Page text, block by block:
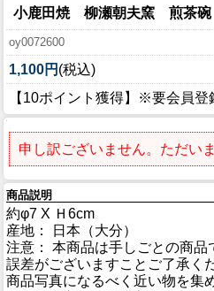
小鹿田焼 柳瀬朝夫窯 煎茶
oy0072600
1,100円 (税込)
【10ポイント獲得】※要会員登
申し訳ございません。ただい
商品説明
約φ7 X Ｈ6cm
産地： 日本（大分）
注意： 本商品は手しごとの商
誤差がございますことご了承く
商品写真になるべく近い物を集